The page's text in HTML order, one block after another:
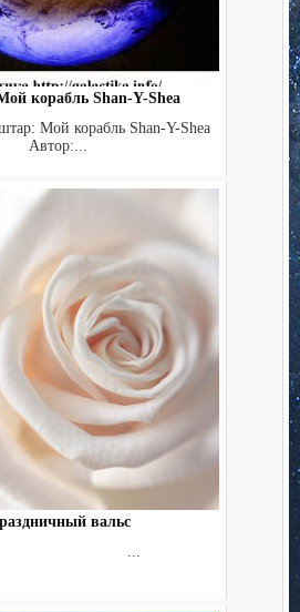
корабль Shan-Y-Shea
корабль Shan-Y-Shea
Автор:...
вальс